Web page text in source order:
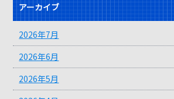
アーカイブ
2026年7月
2026年6月
2026年5月